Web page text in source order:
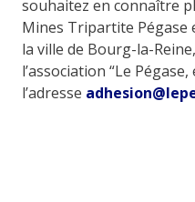
souhaitez en connaître
Mines Tripartite Pégase
la ville de Bourg-la-
l’association “Le
l’adresse